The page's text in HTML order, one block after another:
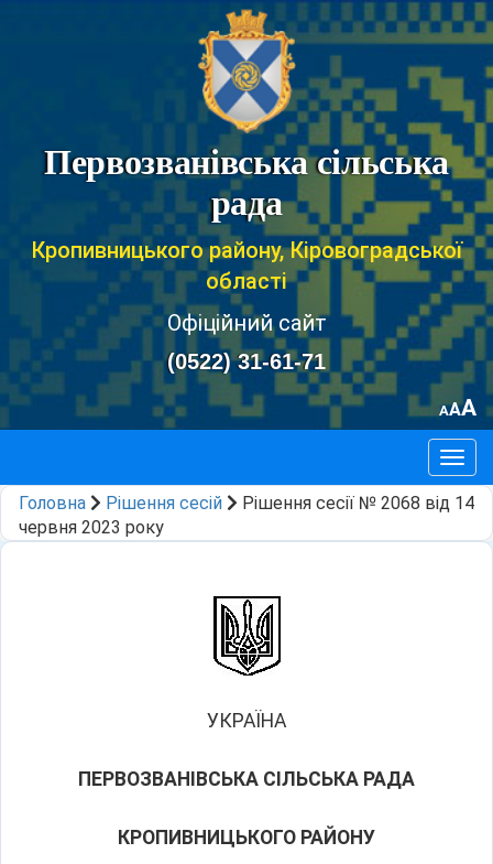
Первозванівська сільська
рада
Кропивницького району, Кіровоградської
області
Офіційний сайт
(0522) 31-61-71
AAA
Головна
Рішення сесій
Рішення сесії № 2068 від 14
червня 2023 року
УКРАЇНА
ПЕРВОЗВАНІВСЬКА СІЛЬСЬКА РАДА
КРОПИВНИЦЬКОГО РАЙОНУ